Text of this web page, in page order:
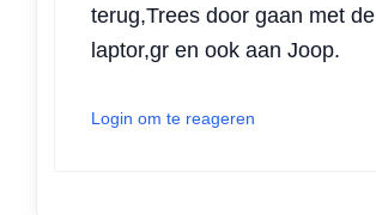
terug,Trees door gaan met de
laptor,gr en ook aan Joop.
Login om te reageren